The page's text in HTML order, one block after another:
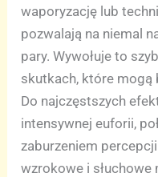
waporyzację lub
pozwalają na niemal
pary. Wywołuje to
skutkach, które mogą
Do najczęstszych
intensywnej euforii,
zaburzeniem
wzrokowe i